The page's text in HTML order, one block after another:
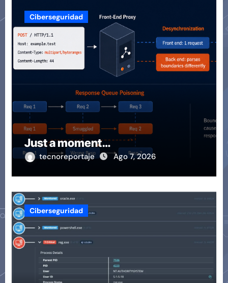
Ciberseguridad
Just a moment…
tecnoreportaje Ago 7, 2026
Ciberseguridad